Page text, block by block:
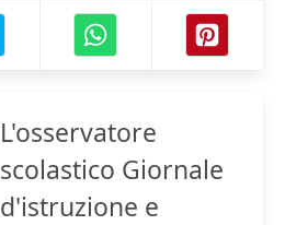
L'osservatore
scolastico Giornale
d'istruzione e